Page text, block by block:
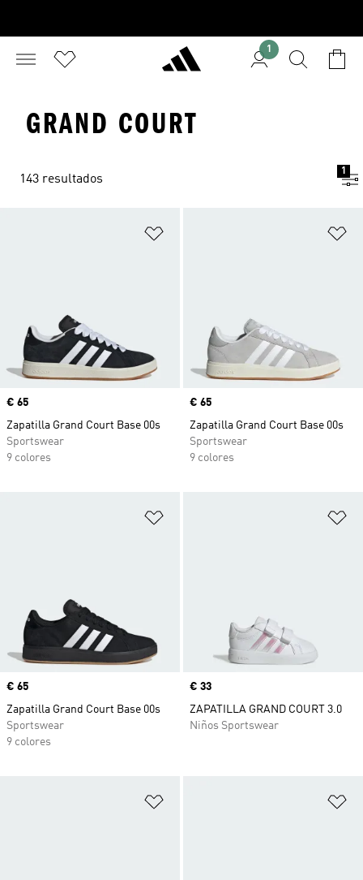
1
GRAND COURT
143 resultados
1
Precio
€ 65
Zapatilla Grand Court Base 00s
Sportswear
9 colores
Precio
€ 65
Zapatilla Grand Court Base 00s
Sportswear
9 colores
Precio
€ 65
Zapatilla Grand Court Base 00s
Sportswear
9 colores
Precio
€ 33
ZAPATILLA GRAND COURT 3.0
Niños Sportswear